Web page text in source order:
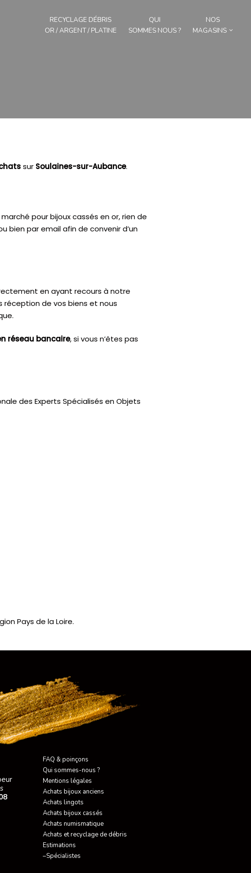
RECYCLAGE DÉBRIS
OR / ARGENT / PLATINE
QUI
SOMMES NOUS ?
NOS
MAGASINS
sur Soulaines-sur-Aubance.
pour bijoux cassés en or, rien de
bien par email afin de convenir d’un
en ayant recours à notre
réception de vos biens et nous
réseau bancaire, si vous n’êtes pas
des Experts Spécialisés en Objets
Pays de la Loire.
FAQ & poinçons
Qui sommes-nous ?
Mentions légales
Achats bijoux anciens
Achats lingots
Achats bijoux cassés
Achats numismatique
Achats et recyclage de débris
Estimations
–Spécialistes